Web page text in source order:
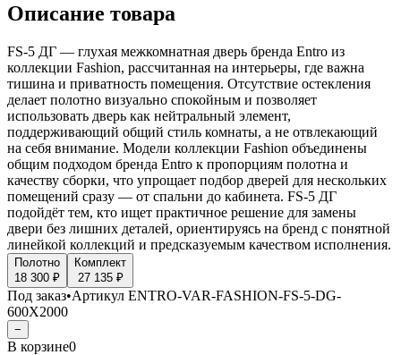
Описание товара
FS-5 ДГ — глухая межкомнатная дверь бренда Entro из
коллекции Fashion, рассчитанная на интерьеры, где важна
тишина и приватность помещения. Отсутствие остекления
делает полотно визуально спокойным и позволяет
использовать дверь как нейтральный элемент,
поддерживающий общий стиль комнаты, а не отвлекающий
на себя внимание. Модели коллекции Fashion объединены
общим подходом бренда Entro к пропорциям полотна и
качеству сборки, что упрощает подбор дверей для нескольких
помещений сразу — от спальни до кабинета. FS-5 ДГ
подойдёт тем, кто ищет практичное решение для замены
двери без лишних деталей, ориентируясь на бренд с понятной
линейкой коллекций и предсказуемым качеством исполнения.
Полотно
18 300 ₽
Комплект
27 135 ₽
Под заказ•Артикул ENTRO-VAR-FASHION-FS-5-DG-
600X2000
−
В корзине0